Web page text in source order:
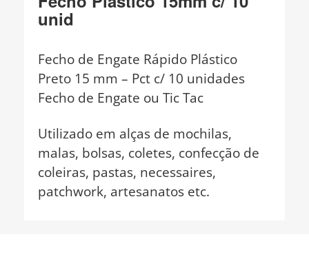
unid
Fecho de Engate Rápido Plástico
Preto 15 mm – Pct c/ 10 unidades
Fecho de Engate ou Tic Tac
Utilizado em alças de mochilas,
malas, bolsas, coletes, confecção de
coleiras, pastas, necessaires,
patchwork, artesanatos etc.